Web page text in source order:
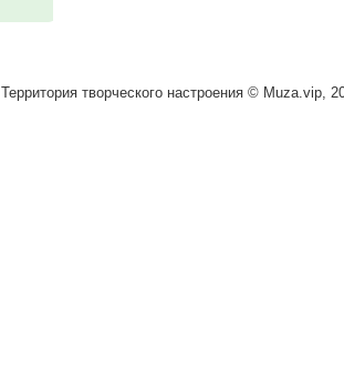
Территория творческого настроения © Muza.vip,